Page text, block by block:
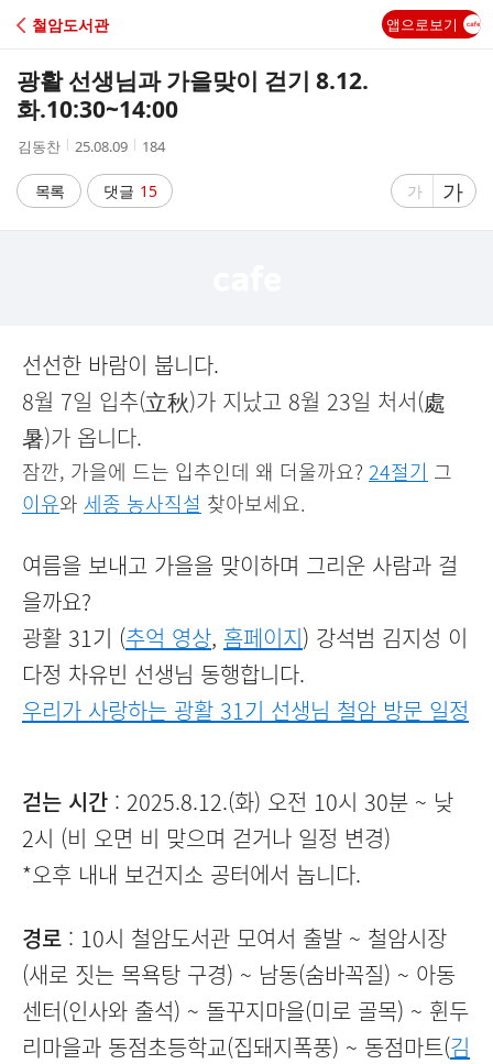
C
A
철암도서관 앱으로보기
광활 선생님과 가을맞이 걷기 8.12.
화.10:30~14:00
작
자
김동찬
작
시
간
25.08.09
조
수
184
목록 댓글 15
글
가
글
자
가
선선한 바람이 붑니다.
8월 7일 입추(立秋)가 지났고 8월 23일 처서(處
暑)가 옵니다.
잠깐, 가을에 드는 입추인데 왜 더울까요? 24절기 그
이유와 세종 농사직설 찾아보세요.
여름을 보내고 가을을 맞이하며 그리운 사람과 걸
을까요?
광활 31기 (추억 영상, 홈페이지) 강석범 김지성 이
다정 차유빈 선생님 동행합니다.
우리가 사랑하는 광활 31기 선생님 철암 방문 일정
걷는 시간 : 2025.8.12.(화) 오전 10시 30분 ~ 낮
2시 (비 오면 비 맞으며 걷거나 일정 변경)
*오후 내내 보건지소 공터에서 놉니다.
경로 : 10시 철암도서관 모여서 출발 ~ 철암시장
(새로 짓는 목욕탕 구경) ~ 남동(숨바꼭질) ~ 아동
센터(인사와 출석) ~ 돌꾸지마을(미로 골목) ~ 휜두
리마을과 동점초등학교(집돼지폭풍) ~ 동점마트(김